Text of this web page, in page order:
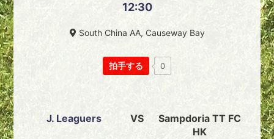
12:30
South China AA, Causeway Bay
拍手する 0
J. Leaguers VS
Sampdoria TT FC
HK